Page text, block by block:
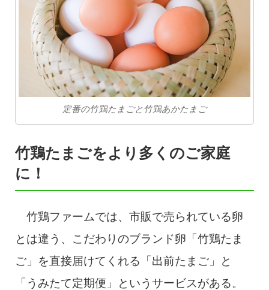
定番の竹鶏たまごと竹鶏あかたまご
竹鶏たまごをより多くのご家庭
に！
竹鶏ファームでは、市販で売られている卵
とは違う、こだわりのブランド卵「竹鶏たま
ご」を直接届けてくれる「出前たまご」と
「うみたて定期便」というサービスがある。